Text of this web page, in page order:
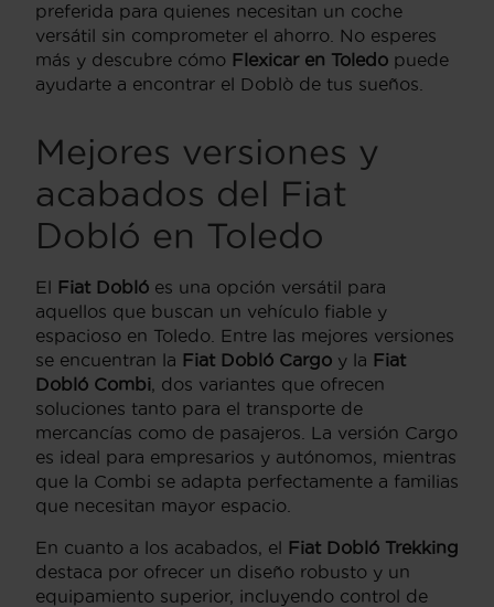
preferida para quienes necesitan un coche
versátil sin comprometer el ahorro. No esperes
más y descubre cómo Flexicar en Toledo puede
ayudarte a encontrar el Doblò de tus sueños.
Mejores versiones y
acabados del Fiat
Dobló en Toledo
El Fiat Dobló es una opción versátil para
aquellos que buscan un vehículo fiable y
espacioso en Toledo. Entre las mejores versiones
se encuentran la Fiat Dobló Cargo y la Fiat
Dobló Combi, dos variantes que ofrecen
soluciones tanto para el transporte de
mercancías como de pasajeros. La versión Cargo
es ideal para empresarios y autónomos, mientras
que la Combi se adapta perfectamente a familias
que necesitan mayor espacio.
En cuanto a los acabados, el Fiat Dobló Trekking
destaca por ofrecer un diseño robusto y un
equipamiento superior, incluyendo control de